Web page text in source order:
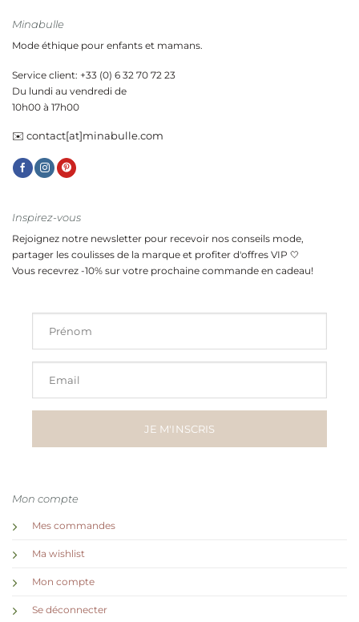
Minabulle
Mode éthique pour enfants et mamans.
Service client: +33 (0) 6 32 70 72 23
Du lundi au vendredi de
10h00 à 17h00
✉️ contact[at]minabulle.com
Mon compte
Mes commandes
Ma wishlist
Mon compte
Se déconnecter
Inspirez-vous
Rejoignez notre newsletter pour recevoir nos conseils mode,
partager les coulisses de la marque et profiter d'offres VIP 🤍
Vous recevrez -10% sur votre prochaine commande en cadeau!
Prénom
Email
JE M'INSCRIS